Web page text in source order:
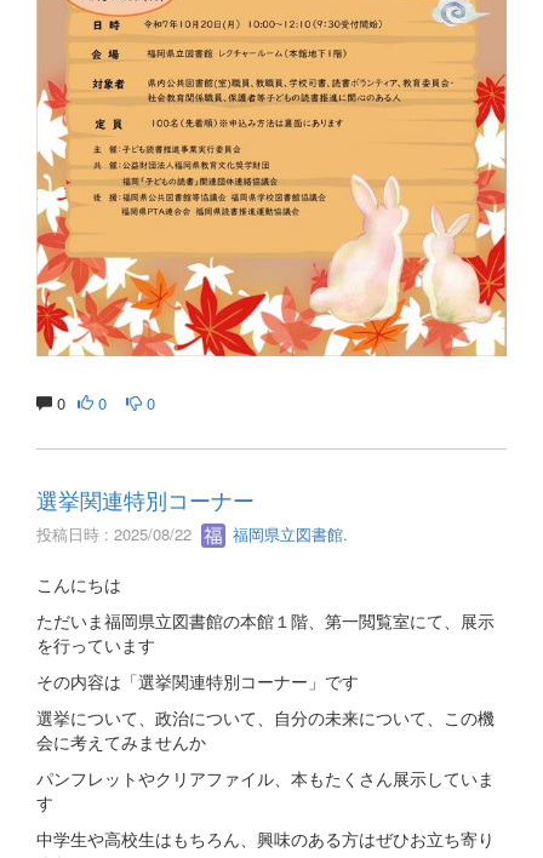
0 0 0
選挙関連特別コーナー
投稿日時 : 2025/08/22 福岡県立図書館.
こんにちは
ただいま福岡県立図書館の本館１階、第一閲覧室にて、展示
を行っています
その内容は「選挙関連特別コーナー」です
選挙について、政治について、自分の未来について、この機
会に考えてみませんか
パンフレットやクリアファイル、本もたくさん展示していま
す
中学生や高校生はもちろん、興味のある方はぜひお立ち寄り